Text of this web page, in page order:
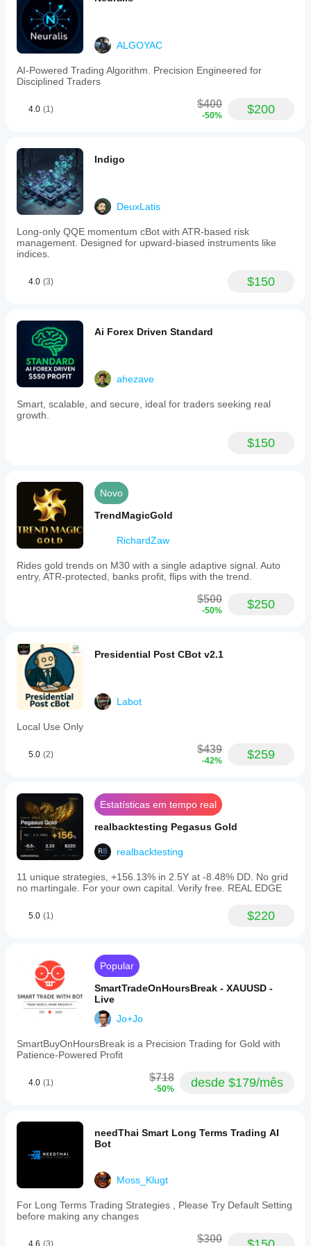
históricos no
cTrader
Windows e
Mac.
desempenho
pode variar
dependendo
das
condições
do corretor,
dos spreads
qualidade de
próprio
ambiente
ajuda-o a
compreender
como
utilização
real.
ALGOYAC
AI-Powered Trading Algorithm. Precision Engineered for
Disciplined Traders
4.0 (1) $400
-50% $200
Indigo
DeuxLatis
Long-only QQE momentum cBot with ATR-based risk
management. Designed for upward-biased instruments like
indices.
4.0 (3) $150
Ai Forex Driven Standard
ahezave
Smart, scalable, and secure, ideal for traders seeking real
growth.
$150
Novo
TrendMagicGold
RichardZaw
Rides gold trends on M30 with a single adaptive signal. Auto
entry, ATR-protected, banks profit, flips with the trend.
$500
-50% $250
Presidential Post CBot v2.1
Labot
Local Use Only
5.0 (2) $439
-42% $259
Estatísticas em tempo real
realbacktesting Pegasus Gold
realbacktesting
11 unique strategies, +156.13% in 2.5Y at -8.48% DD. No grid
no martingale. For your own capital. Verify free. REAL EDGE
5.0 (1) $220
Popular
SmartTradeOnHoursBreak - XAUUSD -
Live
Jo+Jo
SmartBuyOnHoursBreak is a Precision Trading for Gold with
Patience-Powered Profit
4.0 (1) $718
-50% desde $179/mês
needThai Smart Long Terms Trading AI
Bot
Moss_Klugt
For Long Terms Trading Strategies , Please Try Default Setting
before making any changes
4.6 (3) $300